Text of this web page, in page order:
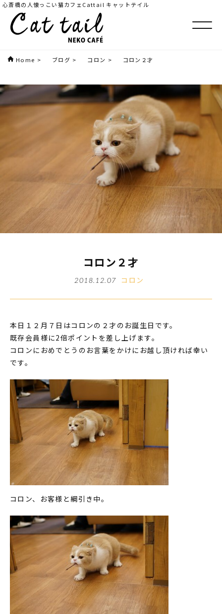
心斎橋の人懐っこい猫カフェCattail キャットテイル
Home > ブログ > コロン > コロン２才
コロン２才
2018.12.07 コロン
本日１２月７日はコロンの２才のお誕生日です。
既存会員様に2倍ポイントを差し上げます。
コロンにおめでとうのお言葉をかけにお越し頂ければ幸い
です。
コロン、お客様と綱引き中。